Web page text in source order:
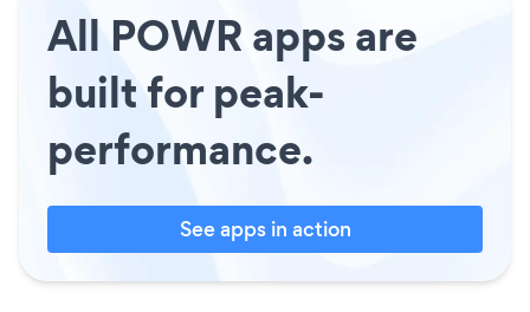
All POWR apps are
built for peak-
performance.
See apps in action